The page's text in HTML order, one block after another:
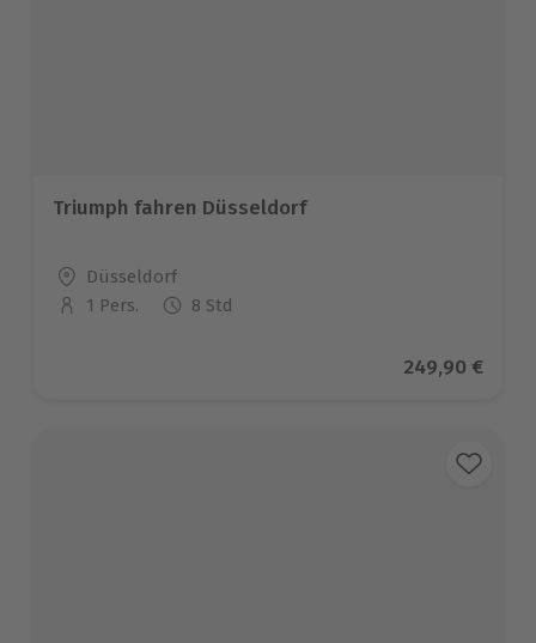
Triumph fahren Düsseldorf
Standort
Düsseldorf
Anzahl der Teilnehmer
1 Pers. 8 Std
Aktueller
249,90 €